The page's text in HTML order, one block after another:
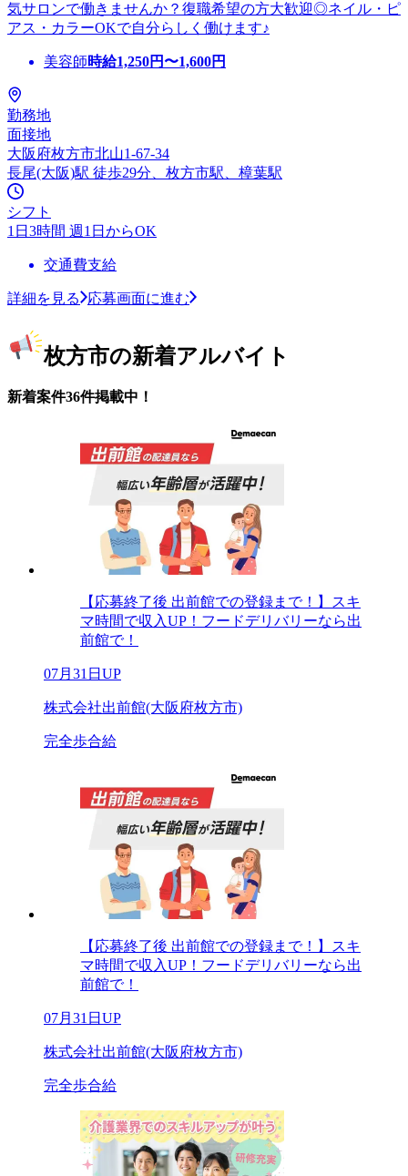
気サロンで働きませんか？復職希望の方大歓迎◎ネイル・ピ
アス・カラーOKで自分らしく働けます♪
美容師時給1,250円〜1,600円
勤務地
面接地
大阪府枚方市北山1-67-34
長尾(大阪)駅 徒歩29分、枚方市駅、樟葉駅
シフト
1日3時間 週1日からOK
交通費支給
詳細を見る 応募画面に進む
枚方市の新着アルバイト
新着案件36件掲載中！
【応募終了後 出前館での登録まで！】スキ
マ時間で収入UP！フードデリバリーなら出
前館で！
07月31日UP
株式会社出前館(大阪府枚方市)
完全歩合給
【応募終了後 出前館での登録まで！】スキ
マ時間で収入UP！フードデリバリーなら出
前館で！
07月31日UP
株式会社出前館(大阪府枚方市)
完全歩合給